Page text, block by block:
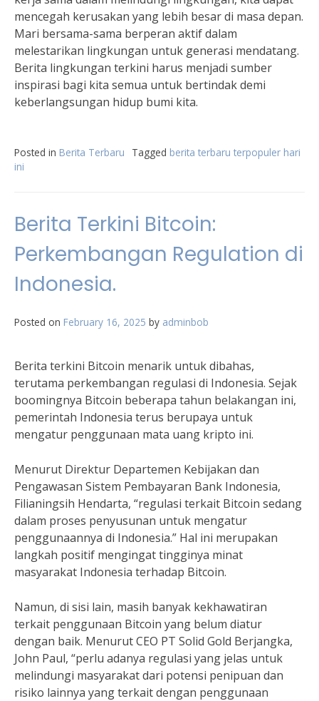
mencegah kerusakan yang lebih besar di masa depan.
Mari bersama-sama berperan aktif dalam
melestarikan lingkungan untuk generasi mendatang.
Berita lingkungan terkini harus menjadi sumber
inspirasi bagi kita semua untuk bertindak demi
keberlangsungan hidup bumi kita.
Posted in Berita Terbaru Tagged berita terbaru terpopuler hari
ini
Berita Terkini Bitcoin:
Perkembangan Regulation di
Indonesia.
Posted on February 16, 2025 by adminbob
Berita terkini Bitcoin menarik untuk dibahas,
terutama perkembangan regulasi di Indonesia. Sejak
boomingnya Bitcoin beberapa tahun belakangan ini,
pemerintah Indonesia terus berupaya untuk
mengatur penggunaan mata uang kripto ini.
Menurut Direktur Departemen Kebijakan dan
Pengawasan Sistem Pembayaran Bank Indonesia,
Filianingsih Hendarta, “regulasi terkait Bitcoin sedang
dalam proses penyusunan untuk mengatur
penggunaannya di Indonesia.” Hal ini merupakan
langkah positif mengingat tingginya minat
masyarakat Indonesia terhadap Bitcoin.
Namun, di sisi lain, masih banyak kekhawatiran
terkait penggunaan Bitcoin yang belum diatur
dengan baik. Menurut CEO PT Solid Gold Berjangka,
John Paul, “perlu adanya regulasi yang jelas untuk
melindungi masyarakat dari potensi penipuan dan
risiko lainnya yang terkait dengan penggunaan